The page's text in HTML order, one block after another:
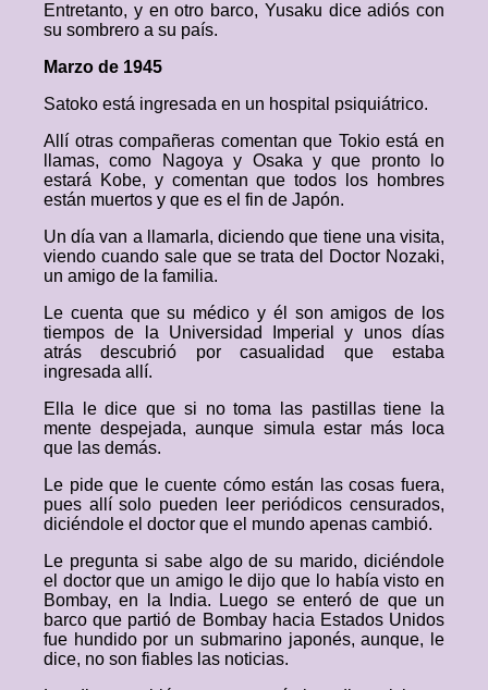
Entretanto, y en otro barco, Yusaku dice adiós con
su sombrero a su país.
Marzo de 1945
Satoko está ingresada en un hospital psiquiátrico.
Allí otras compañeras comentan que Tokio está en
llamas, como Nagoya y Osaka y que pronto lo
estará Kobe, y comentan que todos los hombres
están muertos y que es el fin de Japón.
Un día van a llamarla, diciendo que tiene una visita,
viendo cuando sale que se trata del Doctor Nozaki,
un amigo de la familia.
Le cuenta que su médico y él son amigos de los
tiempos de la Universidad Imperial y unos días
atrás descubrió por casualidad que estaba
ingresada allí.
Ella le dice que si no toma las pastillas tiene la
mente despejada, aunque simula estar más loca
que las demás.
Le pide que le cuente cómo están las cosas fuera,
pues allí solo pueden leer periódicos censurados,
diciéndole el doctor que el mundo apenas cambió.
Le pregunta si sabe algo de su marido, diciéndole
el doctor que un amigo le dijo que lo había visto en
Bombay, en la India. Luego se enteró de que un
barco que partió de Bombay hacia Estados Unidos
fue hundido por un submarino japonés, aunque, le
dice, no son fiables las noticias.